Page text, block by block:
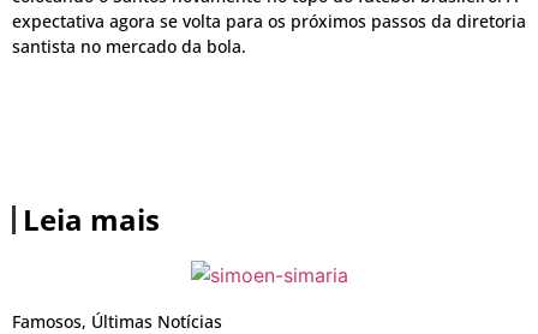
expectativa agora se volta para os próximos passos da diretoria
santista no mercado da bola.
Leia mais
Famosos, Últimas Notícias